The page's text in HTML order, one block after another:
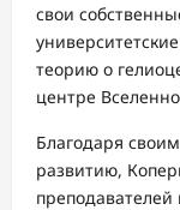
свои
теорию о
центре
Благодаря
развитию,
преподавателей